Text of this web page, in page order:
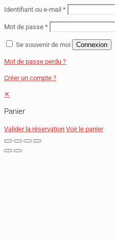
Identifiant ou e-mail *
Mot de passe *
Se souvenir de moi Connexion
Mot de passe perdu ?
Créer un compte ?
✕
Panier
Valider la réservation Voir le panier